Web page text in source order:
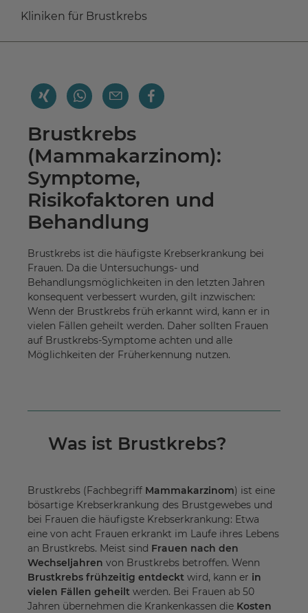
Kliniken für Brustkrebs
Brustkrebs
(Mammakarzinom):
Symptome,
Risikofaktoren und
Behandlung
Brustkrebs ist die häufigste Krebserkrankung bei
Frauen. Da die Untersuchungs- und
Behandlungsmöglichkeiten in den letzten Jahren
konsequent verbessert wurden, gilt inzwischen:
Wenn der Brustkrebs früh erkannt wird, kann er in
vielen Fällen geheilt werden. Daher sollten Frauen
auf Brustkrebs-Symptome achten und alle
Möglichkeiten der Früherkennung nutzen.
Was ist Brustkrebs?
Brustkrebs (Fachbegriff Mammakarzinom) ist eine
bösartige Krebserkrankung des Brustgewebes und
bei Frauen die häufigste Krebserkrankung: Etwa
eine von acht Frauen erkrankt im Laufe ihres Lebens
an Brustkrebs. Meist sind Frauen nach den
Wechseljahren von Brustkrebs betroffen. Wenn
Brustkrebs frühzeitig entdeckt wird, kann er in
vielen Fällen geheilt werden. Bei Frauen ab 50
Jahren übernehmen die Krankenkassen die Kosten